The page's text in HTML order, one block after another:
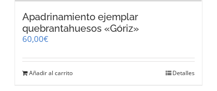
Apadrinamiento ejemplar
quebrantahuesos «Góriz»
60,00€
Añadir al carrito Detalles